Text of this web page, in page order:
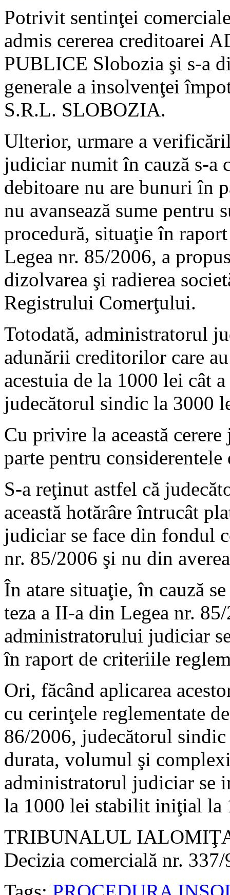
Potrivit sentinţei
admis cererea creditoarei
PUBLICE Slobozia şi s-a
generale a insolvenţei
S.R.L. SLOBOZIA.
Ulterior, urmare a
judiciar numit în cauză s-a
debitoare nu are bunuri în
nu avansează sume pentru
procedură, situaţie în
Legea nr. 85/2006, a
dizolvarea şi radierea
Registrului Comerţului.
Totodată, administratorul
adunării creditorilor care
acestuia de la 1000 lei cât
judecătorul sindic la 3000
Cu privire la această
parte pentru considerentele
S-a reţinut astfel că
această hotărâre întrucât
judiciar se face din fondul
nr. 85/2006 şi nu din
În atare situaţie, în cauză
teza a II-a din Legea nr.
administratorului judiciar
în raport de criteriile
Ori, făcând aplicarea
cu cerinţele reglementate
86/2006, judecătorul
durata, volumul şi
administratorul judiciar se
la 1000 lei stabilit iniţial la
TRIBUNALUL
Decizia comercială nr.